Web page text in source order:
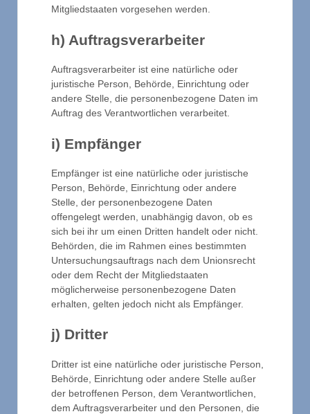
Mitgliedstaaten vorgesehen werden.
h) Auftragsverarbeiter
Auftragsverarbeiter ist eine natürliche oder
juristische Person, Behörde, Einrichtung oder
andere Stelle, die personenbezogene Daten im
Auftrag des Verantwortlichen verarbeitet.
i) Empfänger
Empfänger ist eine natürliche oder juristische
Person, Behörde, Einrichtung oder andere
Stelle, der personenbezogene Daten
offengelegt werden, unabhängig davon, ob es
sich bei ihr um einen Dritten handelt oder nicht.
Behörden, die im Rahmen eines bestimmten
Untersuchungsauftrags nach dem Unionsrecht
oder dem Recht der Mitgliedstaaten
möglicherweise personenbezogene Daten
erhalten, gelten jedoch nicht als Empfänger.
j) Dritter
Dritter ist eine natürliche oder juristische Person,
Behörde, Einrichtung oder andere Stelle außer
der betroffenen Person, dem Verantwortlichen,
dem Auftragsverarbeiter und den Personen, die